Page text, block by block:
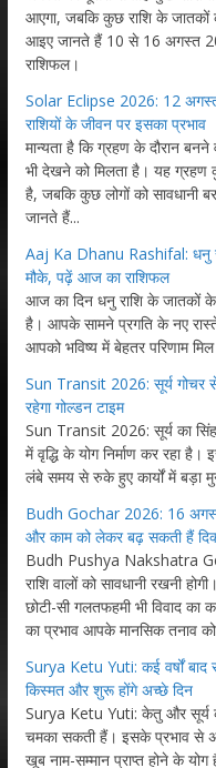
आएगा, जबकि कुछ राशि के जातकों
आइए जानते हैं 10 से 16 अगस्त
राशिफल।
Solar Eclipse 2026: 12 अगस्त
राशियों के जीवन पर इसका प्रभाव
मान्यता है कि ग्रहण के दौरान बनने
भी देखने को मिलता है। यह
है, जबकि कुछ लोगों को सावधानी
जानते हैं...
Aaj Ka Dhanu Rashifal: धनु
मौके, पढ़ें आज का राशिफल
आज का दिन धनु राशि के जातकों
है। आपके सामने प्रगति के नए
आपको भविष्य में बेहतर परिणाम
Sun Transit 2026: सूर्य गोचर से
रहेगा गोल्डन टाइम
Sun Transit 2026: सूर्य का सिंह
में वृद्धि के योग निर्माण कर रहा
लंबे समय से रुके हुए कार्यों में बड़ा
Budh Gochar 2026: 16
और काम को लेकर बढ़ सकती हैं
Budh Pushya Nakshatra
राशि वालों को सावधानी रखनी
छोटी-सी गलतफहमी भी विवाद
का प्रभाव आपके मानसिक तनाव
Surya Ketu Yuti: कई वर्षों बाद
किस्मत और शुरू होंगे अच्छे दिन
Surya Ketu Yuti: केतु और सूर्य
चमका सकती हैं। इसके प्रभाव से
खूब नाम-सम्मान प्राप्त होने के योग